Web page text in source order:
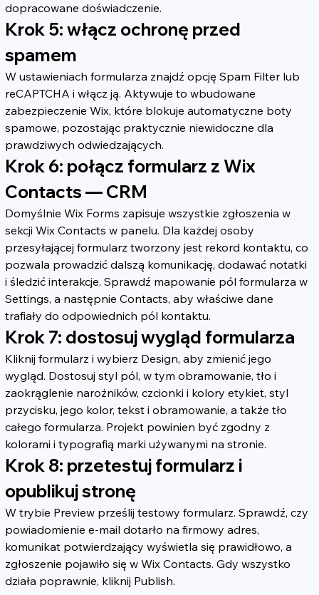
dopracowane doświadczenie.
Krok 5: włącz ochronę przed
spamem
W ustawieniach formularza znajdź opcję Spam Filter lub
reCAPTCHA i włącz ją. Aktywuje to wbudowane
zabezpieczenie Wix, które blokuje automatyczne boty
spamowe, pozostając praktycznie niewidoczne dla
prawdziwych odwiedzających.
Krok 6: połącz formularz z Wix
Contacts — CRM
Domyślnie Wix Forms zapisuje wszystkie zgłoszenia w
sekcji Wix Contacts w panelu. Dla każdej osoby
przesyłającej formularz tworzony jest rekord kontaktu, co
pozwala prowadzić dalszą komunikację, dodawać notatki
i śledzić interakcje. Sprawdź mapowanie pól formularza w
Settings, a następnie Contacts, aby właściwe dane
trafiały do odpowiednich pól kontaktu.
Krok 7: dostosuj wygląd formularza
Kliknij formularz i wybierz Design, aby zmienić jego
wygląd. Dostosuj styl pól, w tym obramowanie, tło i
zaokrąglenie narożników, czcionki i kolory etykiet, styl
przycisku, jego kolor, tekst i obramowanie, a także tło
całego formularza. Projekt powinien być zgodny z
kolorami i typografią marki używanymi na stronie.
Krok 8: przetestuj formularz i
opublikuj stronę
W trybie Preview prześlij testowy formularz. Sprawdź, czy
powiadomienie e-mail dotarło na firmowy adres,
komunikat potwierdzający wyświetla się prawidłowo, a
zgłoszenie pojawiło się w Wix Contacts. Gdy wszystko
działa poprawnie, kliknij Publish.